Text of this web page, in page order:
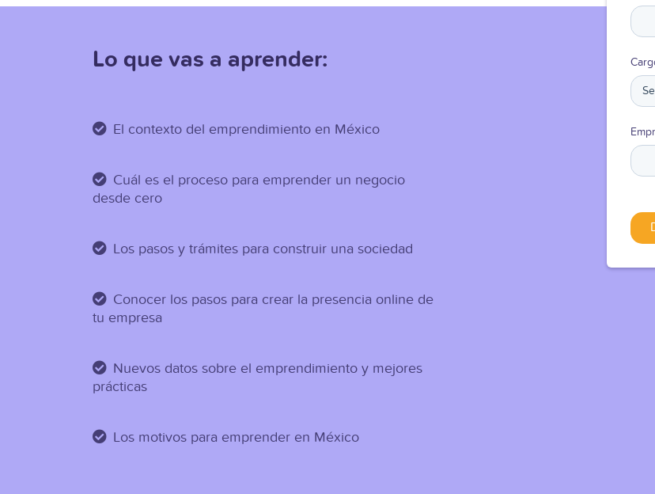
Lo que vas a aprender:
El contexto del emprendimiento en México
Cuál es el proceso para emprender un negocio
desde cero
Los pasos y trámites para construir una sociedad
Conocer los pasos para crear la presencia online de
tu empresa
Nuevos datos sobre el emprendimiento y mejores
prácticas
Los motivos para emprender en México